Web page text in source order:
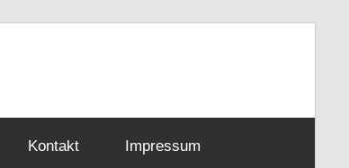
Kontakt Impressum